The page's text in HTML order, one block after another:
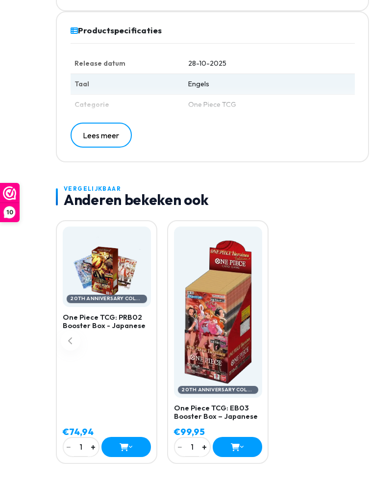
10
Productspecificaties
Release datum 28-10-2025
Taal Engels
Categorie One Piece TCG
Lees meer
VERGELIJKBAAR
Anderen bekeken ook
20TH ANNIVERSARY COLLECTION
One Piece TCG: PRB02
Booster Box - Japanese
€74,94
−
1 +
20TH ANNIVERSARY COLLECTION
One Piece TCG: EB03
Booster Box – Japanese
€99,95
−
1 +